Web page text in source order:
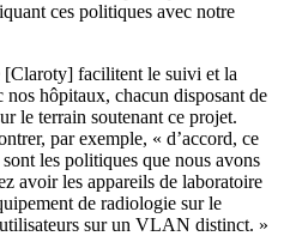
ces politiques avec notre
[Claroty] facilitent le suivi et la
hôpitaux, chacun disposant de
le terrain soutenant ce projet.
par exemple, « d’accord, ce
les politiques que nous avons
avoir les appareils de laboratoire
de radiologie sur le
sur un VLAN distinct. »